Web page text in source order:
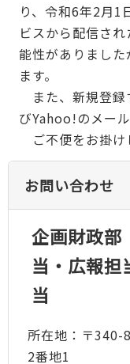
り、令和6年2月1
ビスから配信さ
能性がありまし
ます。
また、新規登録
びYahoo!のメー
ご不便をお掛け
お問い合わせ
企画財政
当・広報担
当
所在地：〒
2番地1